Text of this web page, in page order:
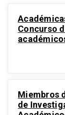
Concurso
Miembros
de